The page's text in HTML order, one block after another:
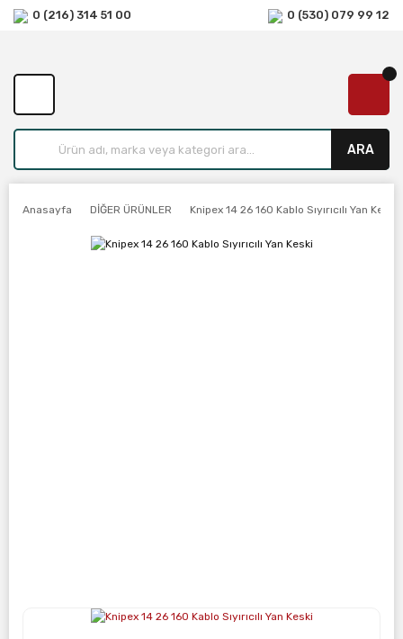
0 (216) 314 51 00 0 (530) 079 99 12
ARA
Anasayfa DİĞER ÜRÜNLER Knipex 14 26 160 Kablo Sıyırıcılı Yan Keski